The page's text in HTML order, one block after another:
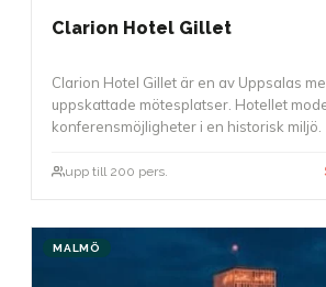
Clarion Hotel Gillet
Clarion Hotel Gillet är en av Uppsalas
uppskattade mötesplatser. Hotellet
konferensmöjligheter i en historisk miljö.
upp till 200 pers.
MALMÖ